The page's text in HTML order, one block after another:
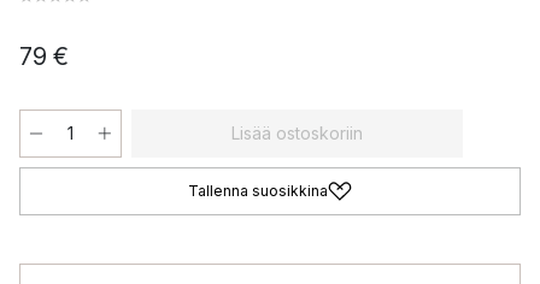
79 €
Lisää ostoskoriin
Tallenna suosikkina